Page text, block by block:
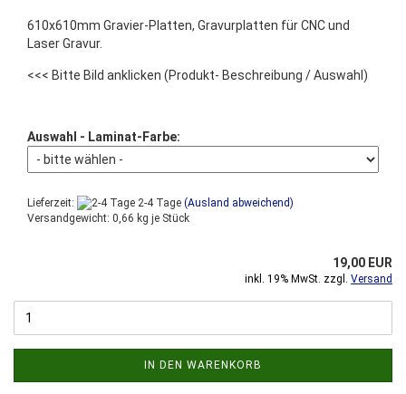
610x610mm Gravier-Platten, Gravurplatten für CNC und
Laser Gravur.
<<< Bitte Bild anklicken (Produkt- Beschreibung / Auswahl)
Auswahl - Laminat-Farbe:
Lieferzeit: 2-4 Tage (Ausland abweichend)
Versandgewicht: 0,66 kg je Stück
19,00 EUR
inkl. 19% MwSt. zzgl. Versand
IN DEN WARENKORB